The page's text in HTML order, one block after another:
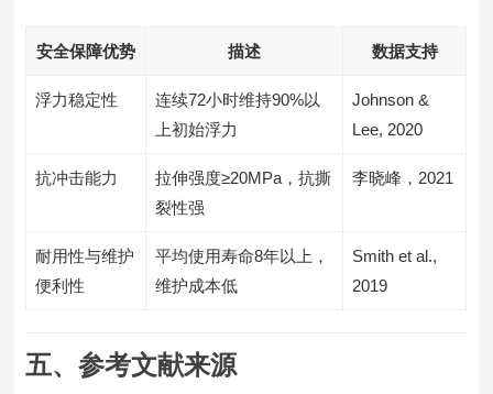
安全保障优势 描述 数据支持
浮力稳定性
连续72小时维持90%以
上初始浮力
Johnson &
Lee, 2020
抗冲击能力
拉伸强度≥20MPa，抗撕
裂性强
李晓峰，2021
耐用性与维护
便利性
平均使用寿命8年以上，
维护成本低
Smith et al.,
2019
五、参考文献来源